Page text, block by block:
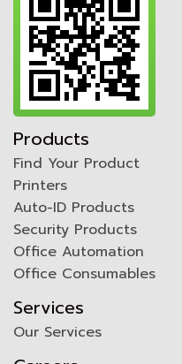
Products
Find Your Product
Printers
Auto-ID Products
Security Products
Office Automation
Office Consumables
Services
Our Services